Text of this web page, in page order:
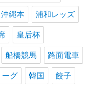
沖縄本 浦和レッズ
皇后杯
船橋競馬 路面電車
ーグ 韓国 餃子